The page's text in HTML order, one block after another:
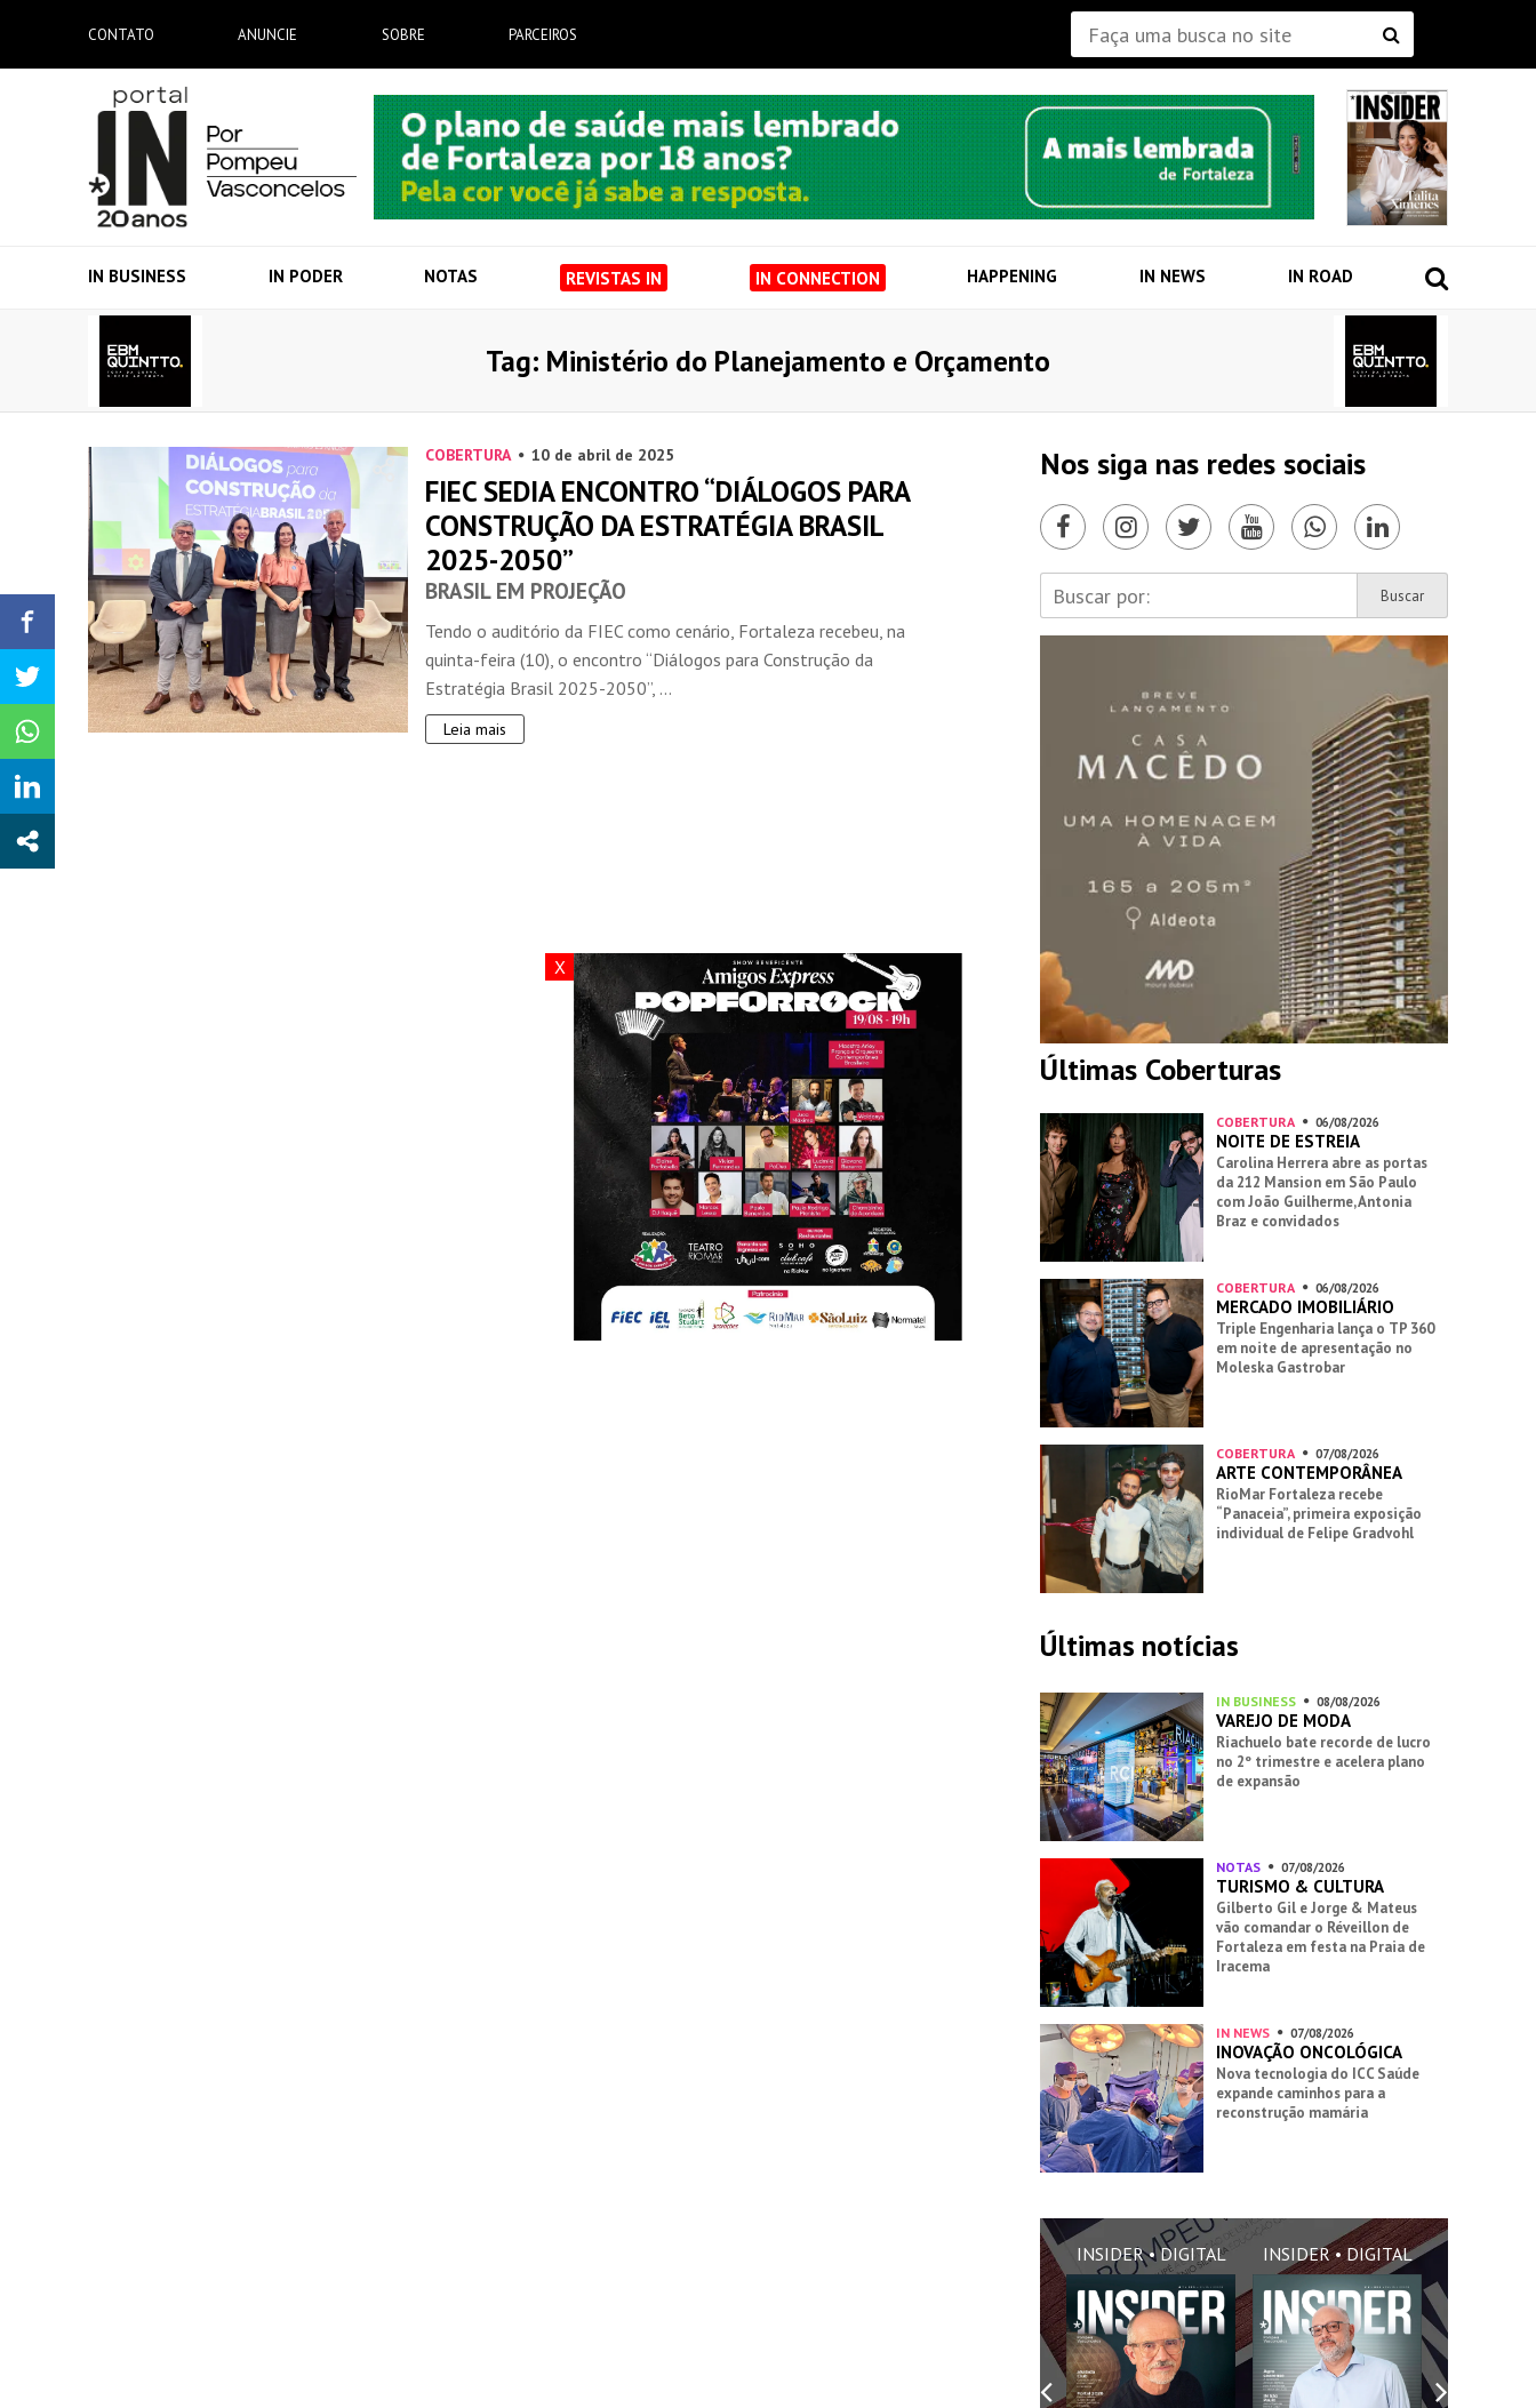
CONTATO ANUNCIE SOBRE PARCEIROS
IN BUSINESS IN PODER NOTAS REVISTAS IN IN CONNECTION HAPPENING IN NEWS IN ROAD
Tag: Ministério do Planejamento e Orçamento
COBERTURA 10 de abril de 2025
FIEC SEDIA ENCONTRO “DIÁLOGOS PARA
CONSTRUÇÃO DA ESTRATÉGIA BRASIL
2025-2050”
BRASIL EM PROJEÇÃO
Tendo o auditório da FIEC como cenário, Fortaleza recebeu, na
quinta-feira (10), o encontro “Diálogos para Construção da
Estratégia Brasil 2025-2050”, ...
Leia mais
Nos siga nas redes sociais
Últimas Coberturas
COBERTURA 06/08/2026
NOITE DE ESTREIA
Carolina Herrera abre as portas
da 212 Mansion em São Paulo
com João Guilherme, Antonia
Braz e convidados
COBERTURA 06/08/2026
MERCADO IMOBILIÁRIO
Triple Engenharia lança o TP 360
em noite de apresentação no
Moleska Gastrobar
COBERTURA 07/08/2026
ARTE CONTEMPORÂNEA
RioMar Fortaleza recebe
“Panaceia”, primeira exposição
individual de Felipe Gradvohl
Últimas notícias
IN BUSINESS 08/08/2026
VAREJO DE MODA
Riachuelo bate recorde de lucro
no 2º trimestre e acelera plano
de expansão
NOTAS 07/08/2026
TURISMO & CULTURA
Gilberto Gil e Jorge & Mateus
vão comandar o Réveillon de
Fortaleza em festa na Praia de
Iracema
IN NEWS 07/08/2026
INOVAÇÃO ONCOLÓGICA
Nova tecnologia do ICC Saúde
expande caminhos para a
reconstrução mamária
INSIDER • DIGITAL INSIDER • DIGITAL
X